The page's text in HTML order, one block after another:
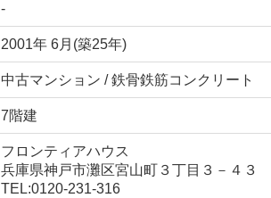
-
2001年 6月(築25年)
中古マンション / 鉄骨鉄筋コンクリート
7階建
フロンティアハウス
兵庫県神戸市灘区宮山町３丁目３－４３
TEL:0120-231-316